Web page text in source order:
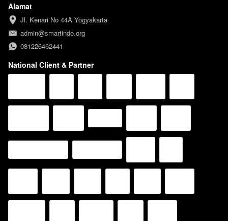
Alamat
Jl. Kenari No 44A Yogyakarta
admin@smartindo.org
081226462441
National Client & Partner